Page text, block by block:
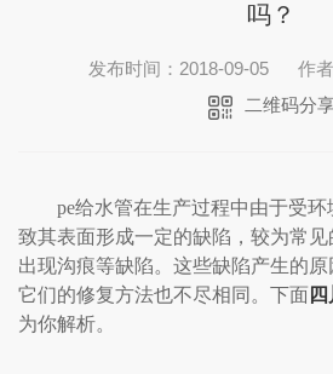
吗？
发布时间：2018-09-05 作者
二维码分
pe给水管在生产过程中由于受
致其表面形成一定的缺陷，较为常
出现沟痕等缺陷。这些缺陷产生的
它们的修复方法也不尽相同。下面
为你解析。